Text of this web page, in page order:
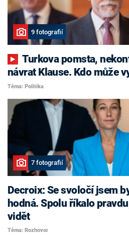
9 fotografií
Turkova pomsta, nekonfliktní Havlíček i
návrat Klause. Kdo může
Téma: Politika
7 fotografií
Decroix: Se svoločí jsem
hodná. Spolu říkalo
vidět
Téma: Rozhovor